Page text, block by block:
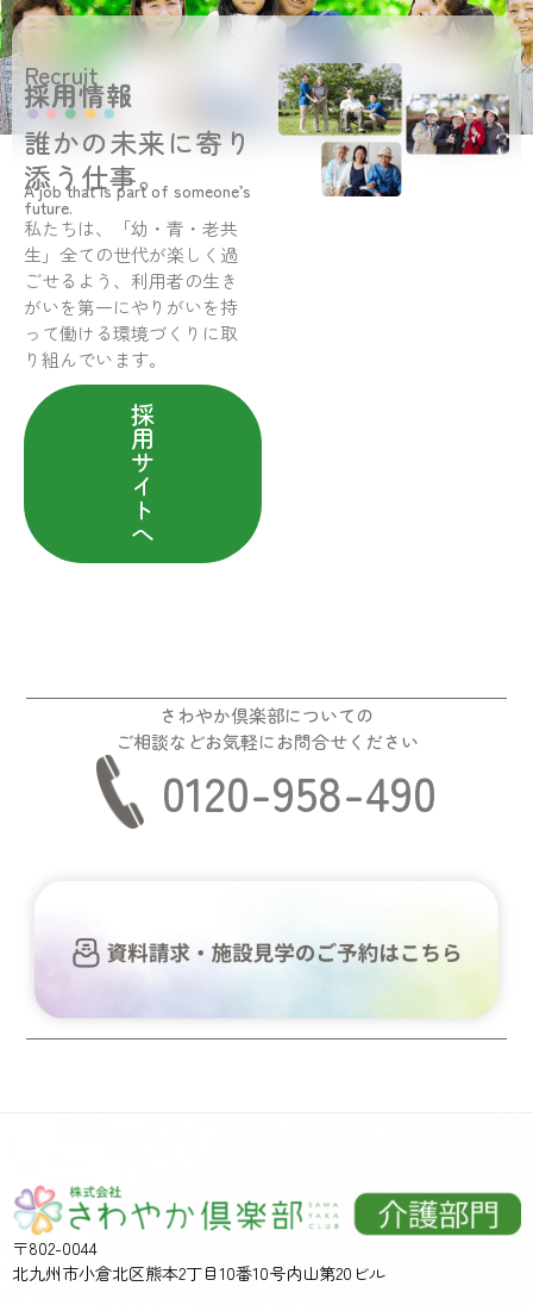
Recruit
採用情報
誰かの未来に寄り
添う仕事。
A job that is part of someone’s
future.
私たちは、「幼・青・老共
生」全ての世代が楽しく過
ごせるよう、利用者の生き
がいを第一にやりがいを持
って働ける環境づくりに取
り組んでいます。
採
用
サ
イ
ト
へ
さわやか倶楽部についての
ご相談などお気軽にお問合せください
0120-958-490
〒802-0044
北九州市小倉北区熊本2丁目10番10号内山第20ビル